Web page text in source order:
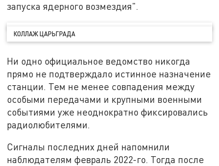
запуска ядерного возмездия".
КОЛЛАЖ ЦАРЬГРАДА
Ни одно официальное ведомство никогда
прямо не подтверждало истинное назначение
станции. Тем не менее совпадения между
особыми передачами и крупными военными
событиями уже неоднократно фиксировались
радиолюбителями.
Сигналы последних дней напомнили
наблюдателям февраль 2022-го. Тогда после